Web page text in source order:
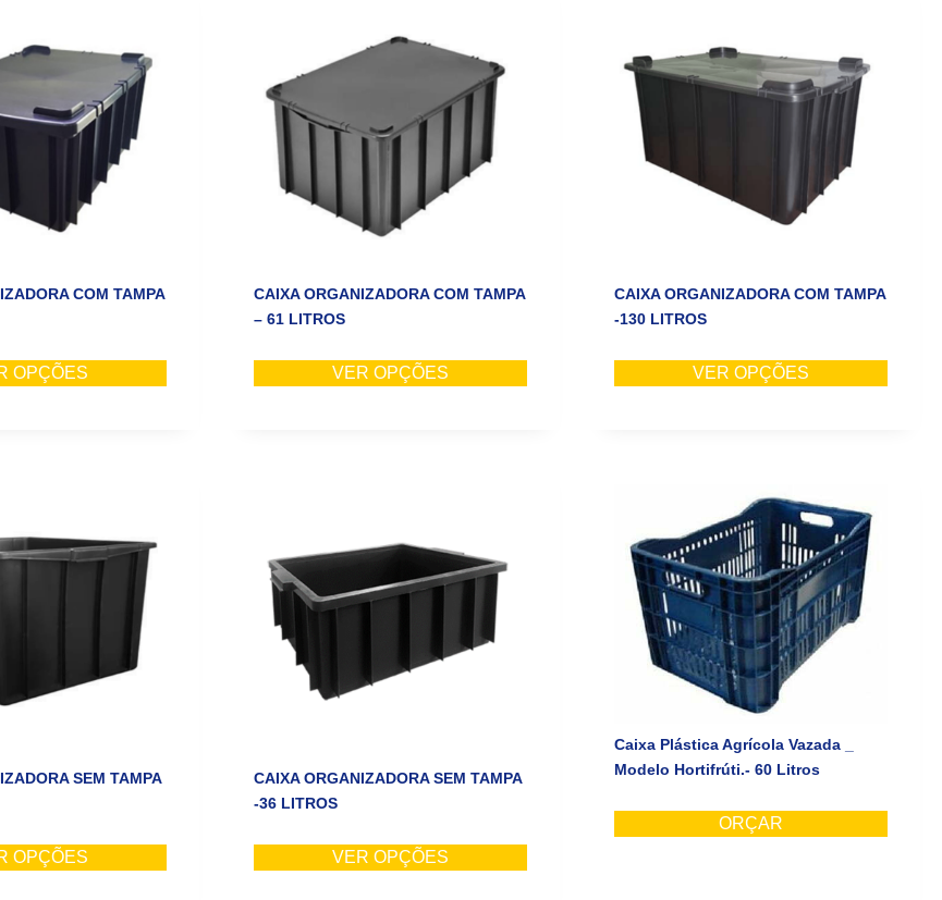
COM TAMPA
OPÇÕES
CAIXA ORGANIZADORA COM TAMPA
– 61 LITROS
VER OPÇÕES
CAIXA ORGANIZADORA COM TAMPA
-130 LITROS
VER OPÇÕES
SEM TAMPA
OPÇÕES
CAIXA ORGANIZADORA SEM TAMPA
-36 LITROS
VER OPÇÕES
Caixa Plástica Agrícola Vazada _
Modelo Hortifrúti.- 60 Litros
ORÇAR